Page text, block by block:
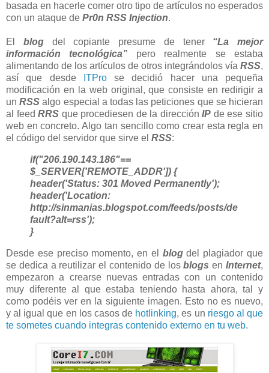
basada en hacerle comer otro tipo de artículos no esperados
con un ataque de Pr0n RSS Injection.
El blogdel copiante presume de tener “La mejor
información tecnológica” pero realmente se estaba
alimentando de los artículos de otros integrándolos vía RSS,
así que desde
ITProse decidió hacer una pequeña
modificación en la web original, que consiste en redirigir a
unRSS algo especial a todas las peticiones que se hicieran
al feedRRS que procediesen de la direcciónIP de ese sitio
web en concreto. Algo tan sencillo como crear esta regla en
el código del servidor que sirve el RSS:
if("206.190.143.186"==
$_SERVER['REMOTE_ADDR']) {
header('Status: 301 Moved Permanently');
header('Location:
http://sinmanias.blogspot.com/feeds/posts/de
fault?alt=rss');
}
Desde ese preciso momento, en el blogdel plagiador que
se dedica a reutilizar el contenido de losblogs enInternet,
empezaron a crearse nuevas entradas con un contenido
muy diferente al que estaba teniendo hasta ahora, tal y
como podéis ver en la siguiente imagen. Esto no es nuevo,
y al igual que en los casos de hotlinking, es un riesgo al que
te sometes cuando integras contenido externo en tu web.